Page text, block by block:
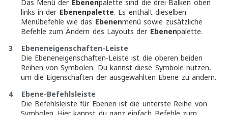
Das Menü der Ebenenpalette sind die drei Balken oben
links in der Ebenenpalette. Es enthält dieselben
Menübefehle wie das Ebenenmenü sowie zusätzliche
Befehle zum Ändern des Layouts der Ebenenpalette.
3 Ebeneneigenschaften-Leiste
Die Ebeneneigenschaften-Leiste ist die oberen beiden
Reihen von Symbolen. Du kannst diese Symbole nutzen,
um die Eigenschaften der ausgewählten Ebene zu ändern.
4 Ebene-Befehlsleiste
Die Befehlsleiste für Ebenen ist die unterste Reihe von